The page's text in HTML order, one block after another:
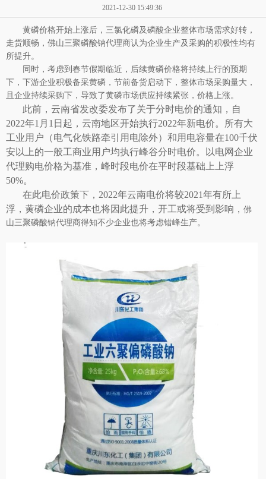
2021-12-30 15:49:36
黄磷价格开始上涨后，三氯化磷及磷酸企业整体市场需求好转，
走货顺畅， 佛山三聚磷酸钠代理商认为企业生产及采购的积极性均有
所提升。
同时，考虑到春节假期临近，后续黄磷价格将持续上行的预期
下，下游企业积极备采黄磷，节前备货启动下，整体市场采购量大，
且企业持续采购下，导致了黄磷市场供应持续紧张，价格上涨。
此前，云南省发改委发布了关于分时电价的通知，自
2022年1 月 1 日起，云南地区开始执行2022年新电价。所有大
工业用户（电气化铁路牵引用电除外）和用电容量在100千伏
安以上的一般工商业用户均执行峰谷分时电价。以电网企业
代理购电价格为基准，峰时段电价在平时段基础上上浮
50%。
在此电价政策下， 2022年云南电价将较2021年有所上
浮，黄磷企业的成本也将因此提升，开工或将受到影响， 佛
山三聚磷酸钠代理商得知不少企业也将考虑错峰生产。